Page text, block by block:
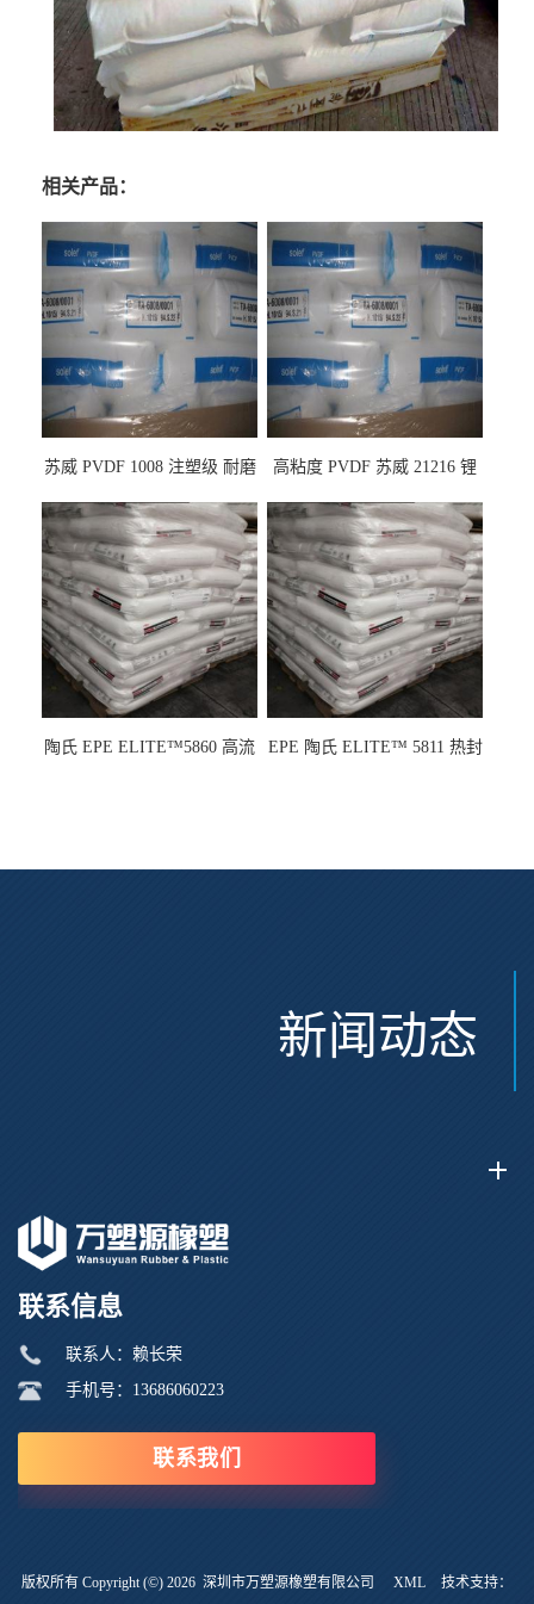
相关产品：
苏威 PVDF 1008 注塑级 耐磨
龙
高粘度 PVDF 苏威 21216 锂
陶氏 EPE ELITE™5860 高流
EPE 陶氏 ELITE™ 5811 热封
新闻动态
联系信息
联系人：赖长荣
手机号：13686060223
联系我们
版权所有 Copyright (©) 2026 深圳市万塑源橡塑有限公司 XML 技术支持：